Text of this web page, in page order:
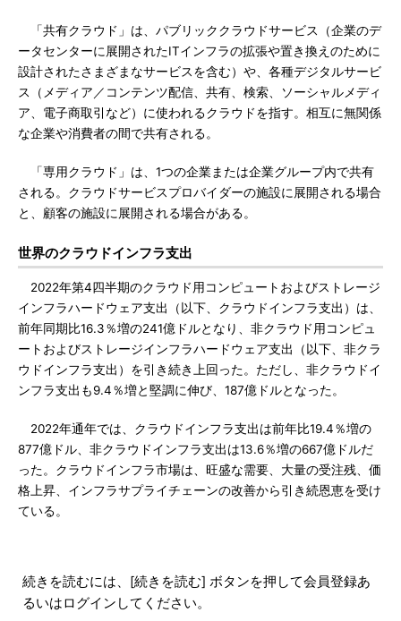
「共有クラウド」は、パブリッククラウドサービス（企業のデ
ータセンターに展開されたITインフラの拡張や置き換えのために
設計されたさまざまなサービスを含む）や、各種デジタルサービ
ス（メディア／コンテンツ配信、共有、検索、ソーシャルメディ
ア、電子商取引など）に使われるクラウドを指す。相互に無関係
な企業や消費者の間で共有される。
「専用クラウド」は、1つの企業または企業グループ内で共有
される。クラウドサービスプロバイダーの施設に展開される場合
と、顧客の施設に展開される場合がある。
世界のクラウドインフラ支出
2022年第4四半期のクラウド用コンピュートおよびストレージ
インフラハードウェア支出（以下、クラウドインフラ支出）は、
前年同期比16.3％増の241億ドルとなり、非クラウド用コンピュ
ートおよびストレージインフラハードウェア支出（以下、非クラ
ウドインフラ支出）を引き続き上回った。ただし、非クラウドイ
ンフラ支出も9.4％増と堅調に伸び、187億ドルとなった。
2022年通年では、クラウドインフラ支出は前年比19.4％増の
877億ドル、非クラウドインフラ支出は13.6％増の667億ドルだ
った。クラウドインフラ市場は、旺盛な需要、大量の受注残、価
格上昇、インフラサプライチェーンの改善から引き続恩恵を受け
ている。
続きを読むには、[続きを読む] ボタンを押して会員登録あ
るいはログインしてください。